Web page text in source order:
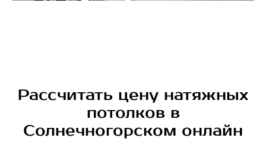
Рассчитать цену натяжных
потолков в
Солнечногорском онлайн